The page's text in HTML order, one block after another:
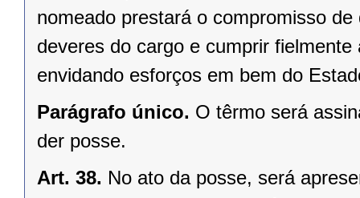
nomeado prestará o compromisso
deveres do cargo e cumprir
envidando esforços em bem do
Parágrafo único. O têrmo será
der posse.
Art. 38. No ato da posse, será